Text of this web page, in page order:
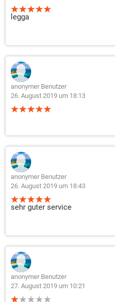
legga
anonymer Benutzer
26. August 2019 um 18:13
anonymer Benutzer
26. August 2019 um 18:43
sehr guter service
anonymer Benutzer
27. August 2019 um 10:21